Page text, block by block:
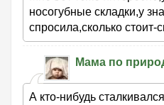
носогубные складки,у
спросила,сколько стоит-
Мама по
А кто-нибудь